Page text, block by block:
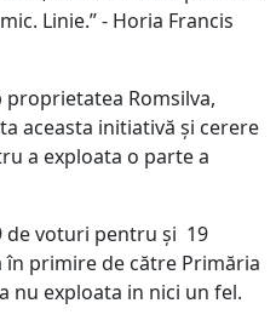
Linie.” - Horia Francis
proprietatea Romsilva,
aceasta initiativă și cerere
a exploata o parte a
de voturi pentru și 19
primire de către Primăria
nu exploata in nici un fel.